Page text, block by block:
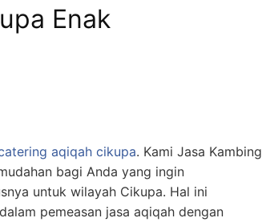
Enak
aqiqah cikupa. Kami Jasa Kambing
bagi Anda yang ingin
untuk wilayah Cikupa. Hal ini
pemeasan jasa aqiqah dengan